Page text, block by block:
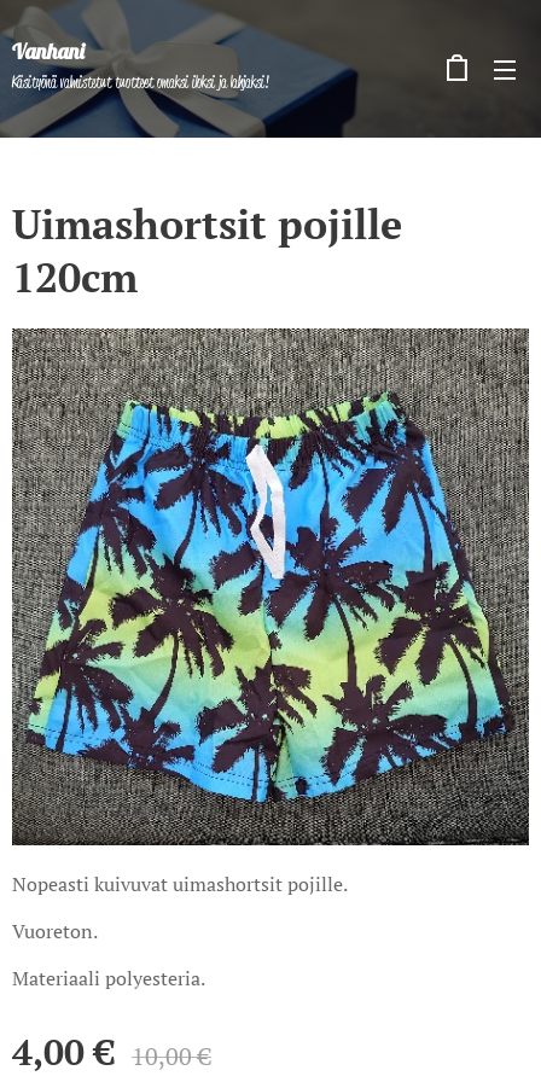
Vanhani
Käsityönä valmistetut tuotteet omaksi iloksi ja lahjaksi!
Uimashortsit pojille
120cm
Nopeasti kuivuvat uimashortsit pojille.
Vuoreton.
Materiaali polyesteria.
4,00€ 10,00€